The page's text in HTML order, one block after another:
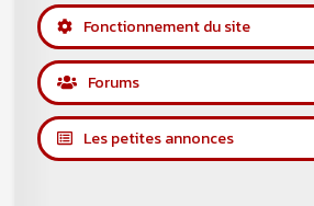
Fonctionnement du site
Forums
Les petites annonces